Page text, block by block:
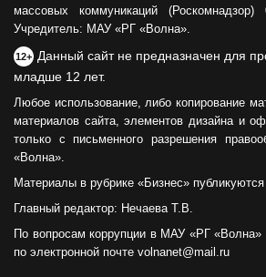
массовых коммуникаций
Учредитель: МАУ «РГ «Волна».
12+ Данный сайт не предназначен для
младше 12 лет.
Любое использование, либо копирование
материалов сайта, элементов дизайна и
только с письменного разрешения
«Волна».
Материалы в рубрике «Бизнес»
Главный редактор: Нечаева Т.В.
По вопросам коррупции в МАУ «РГ «Волна»
по электронной почте volnanet@mail.ru